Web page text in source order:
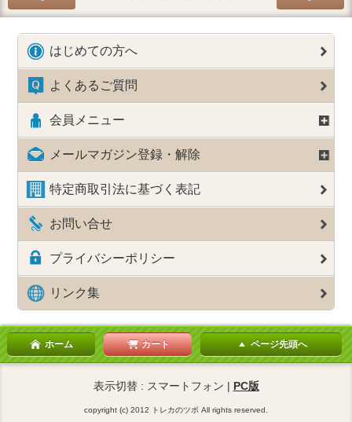
はじめての方へ
よくあるご質問
会員メニュー
メールマガジン登録・解除
特定商取引法に基づく表記
お問い合せ
プライバシーポリシー
リンク集
ホーム カート ページ先頭へ
表示切替 : スマートフォン | PC版
copyright (c) 2012 トレカのツボ All rights reserved.